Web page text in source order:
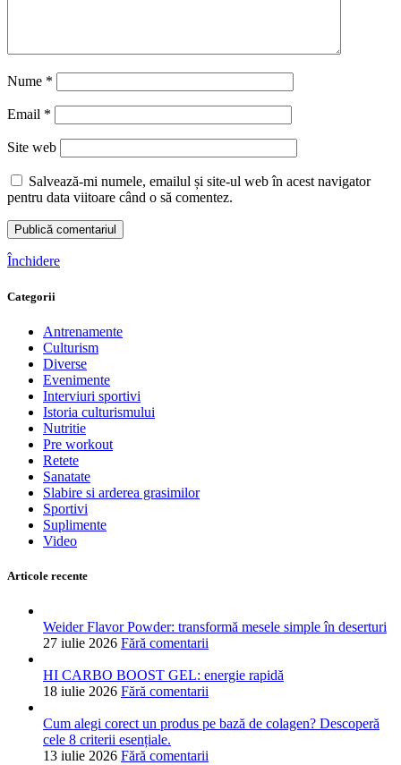
Nume *
Email *
Site web
Salvează-mi numele, emailul și site-ul web în acest navigator
pentru data viitoare când o să comentez.
Închidere
Categorii
Antrenamente
Culturism
Diverse
Evenimente
Interviuri sportivi
Istoria culturismului
Nutritie
Pre workout
Retete
Sanatate
Slabire si arderea grasimilor
Sportivi
Suplimente
Video
Articole recente
Weider Flavor Powder: transformă mesele simple în deserturi
27 iulie 2026 Fără comentarii
HI CARBO BOOST GEL: energie rapidă
18 iulie 2026 Fără comentarii
Cum alegi corect un produs pe bază de colagen? Descoperă
cele 8 criterii esențiale.
13 iulie 2026 Fără comentarii